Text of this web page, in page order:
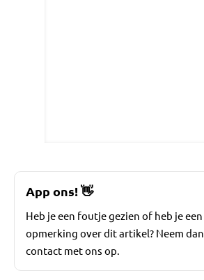
App ons!👋
Heb je een foutje gezien of heb je een
opmerking over dit artikel? Neem dan
contact met ons op.